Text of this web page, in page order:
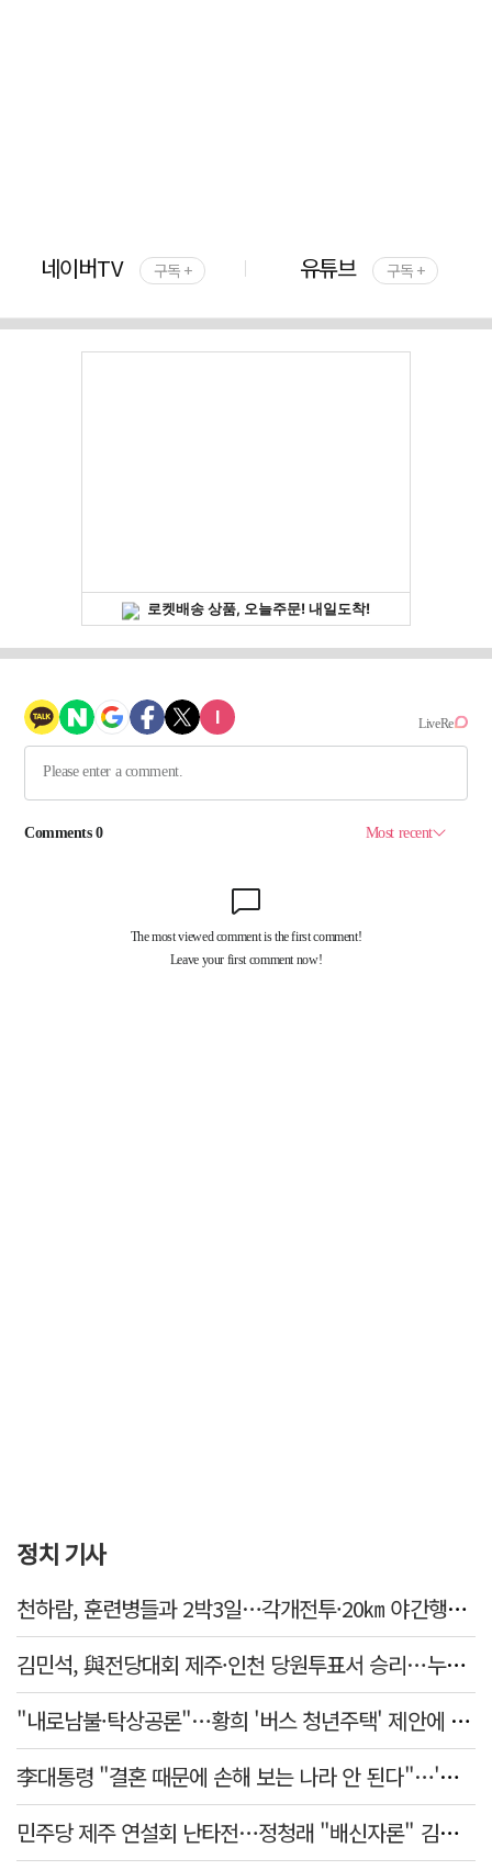
네이버TV 구독 + 유튜브 구독 +
정치 기사
천하람, 훈련병들과 2박3일…각개전투·20㎞ 야간행군 체험
김민석, 與전당대회 제주·인천 당원투표서 승리…누적 득표는 '초박빙'
"내로남불·탁상공론"…황희 '버스 청년주택' 제안에 與 내부서도 쓴소리
李대통령 "결혼 때문에 손해 보는 나라 안 된다"…'결혼 페널티' 22개 손본다
민주당 제주 연설회 난타전…정청래 "배신자론" 김민석 "관리 무능"